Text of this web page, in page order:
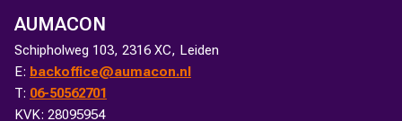
AUMACON
Schipholweg 103, 2316 XC, Leiden
E: backoffice@aumacon.nl
T: 06-50562701
KVK: 28095954